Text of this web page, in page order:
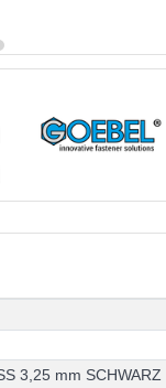
S 3,25 mm SCHWARZ